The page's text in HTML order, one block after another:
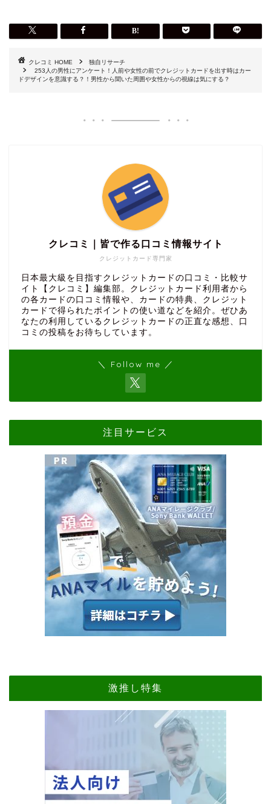
HOME
独自リサーチ
253人の男性にアンケート！人前や女性の前でクレジットカードを出す時はカー
ドデザインを意識する？！男性から聞いた周囲や女性からの視線は気にする？
クレジットカード専門家
クレコミ｜皆で作る口コミ情報サイト
日本最大級を目指すクレジットカードの口コミ・比較サ
イト【クレコミ】編集部。クレジットカード利用者から
の各カードの口コミ情報や、カードの特典、クレジット
カードで得られたポイントの使い道などを紹介。ぜひあ
なたの利用しているクレジットカードの正直な感想、口
コミの投稿をお待ちしています。
＼ Follow me ／
注目サービス
激推し特集